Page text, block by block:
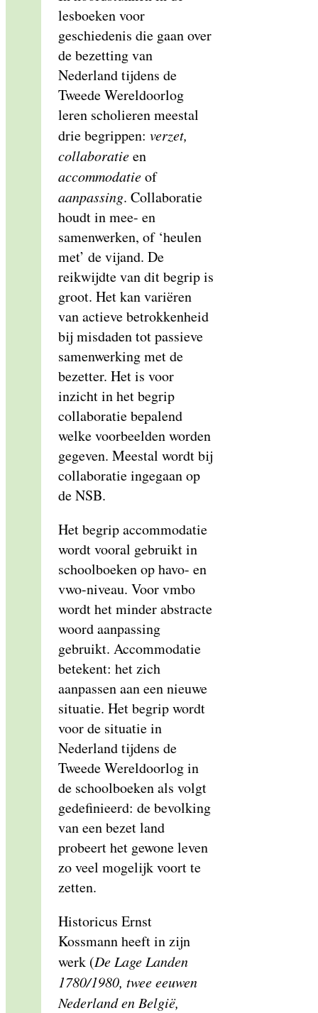
lesboeken voor
geschiedenis die gaan over
de bezetting van
Nederland tijdens de
Tweede Wereldoorlog
leren scholieren meestal
drie begrippen: verzet,
collaboratieen
accommodatieof
aanpassing. Collaboratie
houdt in mee- en
samenwerken, of ‘heulen
met’ de vijand. De
reikwijdte van dit begrip is
groot. Het kan variëren
van actieve betrokkenheid
bij misdaden tot passieve
samenwerking met de
bezetter. Het is voor
inzicht in het begrip
collaboratie bepalend
welke voorbeelden worden
gegeven. Meestal wordt bij
collaboratie ingegaan op
de NSB.
Het begrip accommodatie
wordt vooral gebruikt in
schoolboeken op havo- en
vwo-niveau. Voor vmbo
wordt het minder abstracte
woord aanpassing
gebruikt. Accommodatie
betekent: het zich
aanpassen aan een nieuwe
situatie. Het begrip wordt
voor de situatie in
Nederland tijdens de
Tweede Wereldoorlog in
de schoolboeken als volgt
gedefinieerd: de bevolking
van een bezet land
probeert het gewone leven
zo veel mogelijk voort te
zetten.
Historicus Ernst
Kossmann heeft in zijn
werk (De Lage Landen
1780/1980, twee eeuwen
Nederland en België,